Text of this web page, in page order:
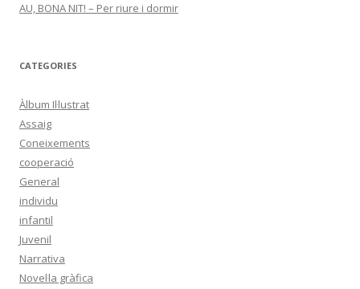
AU, BONA NIT! – Per riure i dormir
CATEGORIES
Àlbum Il·lustrat
Assaig
Coneixements
cooperació
General
individu
infantil
Juvenil
Narrativa
Novel·la gràfica